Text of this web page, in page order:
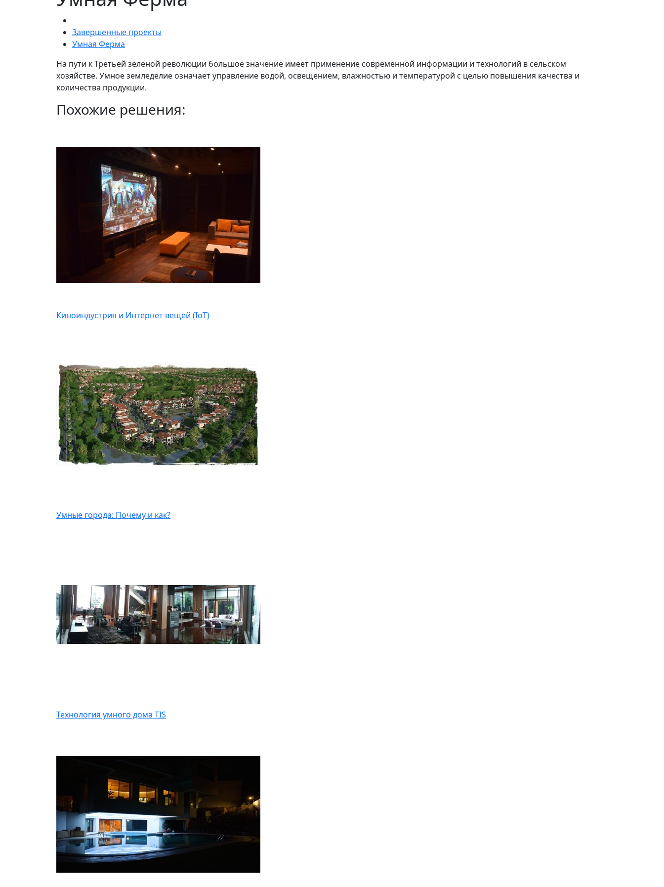
Завершенные проекты
Умная Ферма
На пути к Третьей зеленой революции большое значение имеет применение современной информации и технологий в сельском
хозяйстве. Умное земледелие означает управление водой, освещением, влажностью и температурой с целью повышения качества и
количества продукции.
Похожие решения:
Киноиндустрия и Интернет вещей (IoT)
Умные города: Почему и как?
Технология умного дома TIS